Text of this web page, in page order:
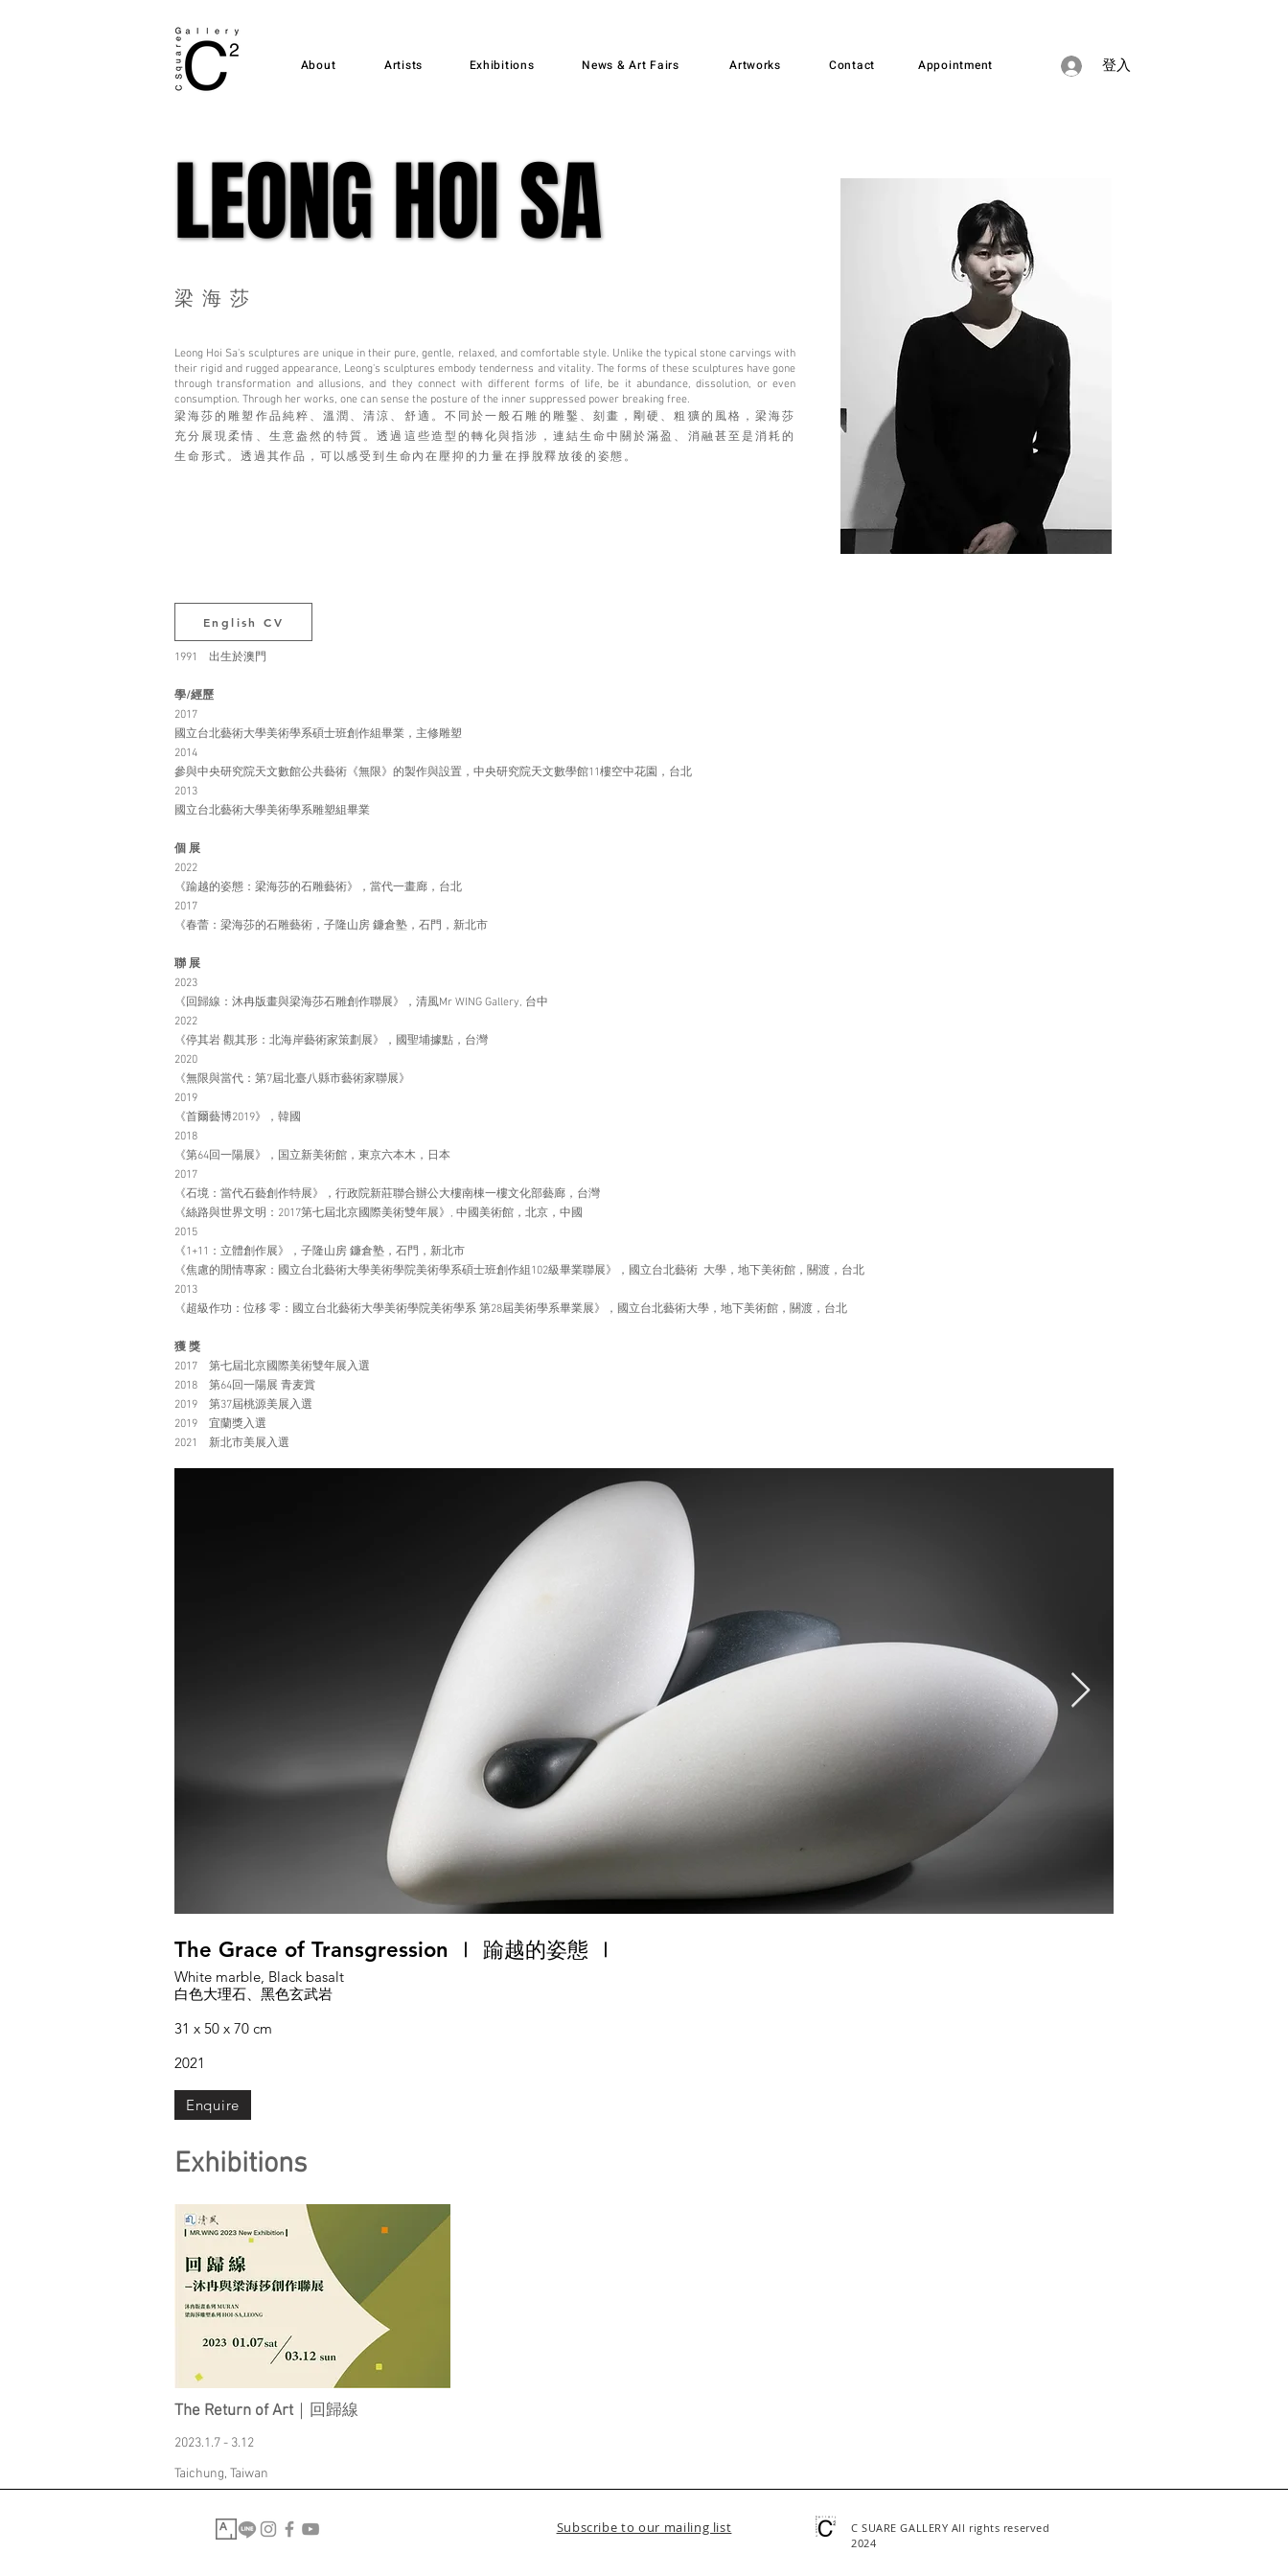
About Artists Exhibitions News & Art Fairs Artworks Contact Appointment 登入
LEONG HOI SA
LEONG HOI SA
梁海莎
Leong Hoi Sa's sculptures are unique in their pure, gentle, relaxed, and comfortable style. Unlike the typical stone carvings with
their rigid and rugged appearance, Leong's sculptures embody tenderness and vitality. The forms of these sculptures have gone
through transformation and allusions, and they connect with different forms of life, be it abundance, dissolution, or even
consumption. Through her works, one can sense the posture of the inner suppressed power breaking free.
梁海莎的雕塑作品純粹、溫潤、清涼、舒適。不同於一般石雕的雕鑿、刻畫，剛硬、粗獷的風格，梁海莎
充分展現柔情、生意盎然的特質。透過這些造型的轉化與指涉，連結生命中關於滿盈、消融甚至是消耗的
生命形式。透過其作品，可以感受到生命內在壓抑的力量在掙脫釋放後的姿態。
English CV
1991 出生於澳門
學/經歷
2017
國立台北藝術大學美術學系碩士班創作組畢業，主修雕塑
2014
參與中央研究院天文數館公共藝術《無限》的製作與設置，中央研究院天文數學館11樓空中花園，台北
2013
國立台北藝術大學美術學系雕塑組畢業
個 展
2022
《踰越的姿態：梁海莎的石雕藝術》，當代一畫廊，台北
2017
《春蕾：梁海莎的石雕藝術，子隆山房 鐮倉塾，石門，新北市
聯 展
2023
《回歸線：沐冉版畫與梁海莎石雕創作聯展》，清風Mr WING Gallery, 台中
2022
《停其岩 觀其形：北海岸藝術家策劃展》，國聖埔據點，台灣
2020
《無限與當代：第7屆北臺八縣市藝術家聯展》
2019
《首爾藝博2019》，韓國
2018
《第64回一陽展》，国立新美術館，東京六本木，日本
2017
《石境：當代石藝創作特展》，行政院新莊聯合辦公大樓南棟一樓文化部藝廊，台灣
《絲路與世界文明：2017第七屆北京國際美術雙年展》, 中國美術館，北京，中國
2015
《1+11：立體創作展》，子隆山房 鐮倉塾，石門，新北市
《焦慮的閒情專家：國立台北藝術大學美術學院美術學系碩士班創作組102級畢業聯展》，國立台北藝術 大學，地下美術館，關渡，台北
2013
《超級作功：位移 零：國立台北藝術大學美術學院美術學系 第28屆美術學系畢業展》，國立台北藝術大學，地下美術館，關渡，台北
獲 獎
2017 第七屆北京國際美術雙年展入選
2018 第64回一陽展 青麦賞
2019 第37屆桃源美展入選
2019 宜蘭獎入選
2021 新北市美展入選
The Grace of Transgression Ⅰ 踰越的姿態 Ⅰ
White marble, Black basalt
白色大理石、黑色玄武岩
31 x 50 x 70 cm
2021
Enquire
Exhibitions
The Return of Art ｜回歸線
2023.1.7 - 3.12
Taichung, Taiwan
Subscribe to our mailing list
C SUARE GALLERY All rights reserved
2024